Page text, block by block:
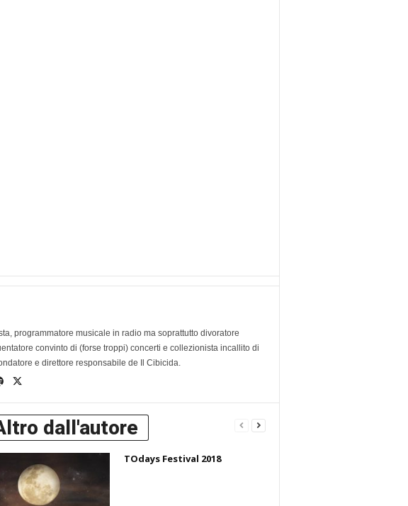
programmatore musicale in radio ma soprattutto divoratore
convinto di (forse troppi) concerti e collezionista incallito di
e direttore responsabile de Il Cibicida.
dall'autore
TOdays Festival 2018